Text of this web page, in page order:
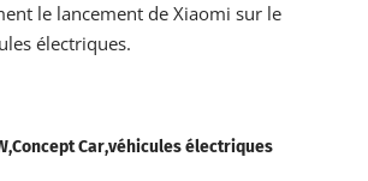
le lancement de Xiaomi sur le
électriques.
Concept Carvéhicules électriques